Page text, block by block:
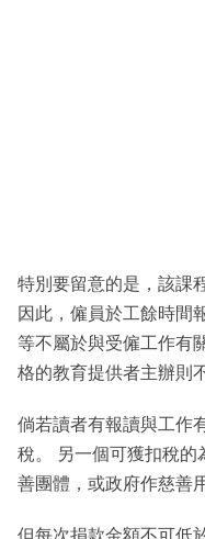
特別要留意的是，該課
因此，僱員於工餘時間
等不屬於與受僱工作有
格的教育提供者主辦則
倘若讀者有報讀與工作
稅。 另一個可獲扣稅的
善團體，或政府作慈善